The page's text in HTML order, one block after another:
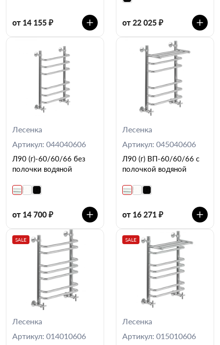
от 14 155 ₽ от 22 025 ₽
Лесенка
Артикул: 044040606
Л90 (г)-60/60/66 без
полочки водяной
от 14 700 ₽
Лесенка
Артикул: 045040606
Л90 (г) ВП-60/60/66 с
полочкой водяной
от 16 271 ₽
SALE
Лесенка
Артикул: 014010606
SALE
Лесенка
Артикул: 015010606